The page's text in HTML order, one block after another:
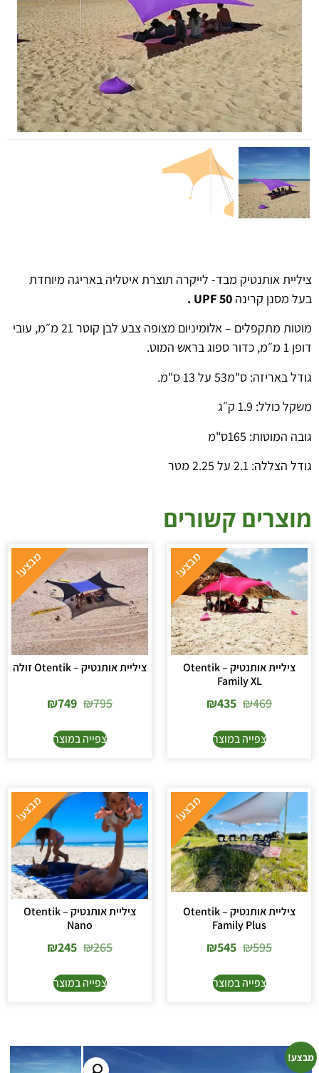
ציליית אותנטיק מבד- לייקרה תוצרת איטליה באריגה מיוחדת
בעל מסנן קרינה UPF 50 .
מוטות מתקפלים – אלומיניום מצופה צבע לבן קוטר 21 מ״מ, עובי
דופן 1 מ״מ, כדור ספוג בראש המוט.
גודל באריזה: ס"מ53 על 13 ס"מ.
משקל כולל: 1.9 ק״ג
גובה המוטות: 165ס"מ
גודל הצללה: 2.1 על 2.25 מטר
מוצרים קשורים
ציליית אותנטיק – Otentik
Family XL
₪469
₪435
צפייה במוצר
ציליית אותנטיק – Otentik זולה
₪795
₪749
צפייה במוצר
ציליית אותנטיק – Otentik
Family Plus
₪595
₪545
צפייה במוצר
ציליית אותנטיק – Otentik
Nano
₪265
₪245
צפייה במוצר
מבצע!